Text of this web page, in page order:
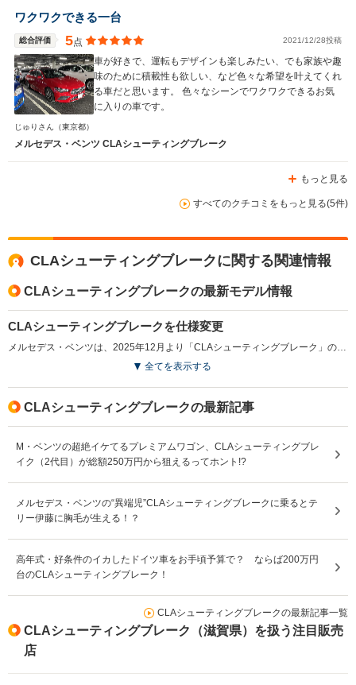
ワクワクできる一台
総合評価 5点 2021/12/28投稿
車が好きで、運転もデザインも楽しみたい、でも家族や趣
味のために積載性も欲しい、など色々な希望を叶えてくれ
る車だと思います。 色々なシーンでワクワクできるお気
に入りの車です。
じゅりさん （東京都）
メルセデス・ベンツ CLAシューティングブレーク
もっと見る
すべてのクチコミをもっと見る(5件)
CLAシューティングブレークに関する関連情報
CLAシューティングブレークの最新モデル情報
CLAシューティングブレークを仕様変更
メルセデス・ベンツは、2025年12月より「CLAシューティングブレーク」の新しいモデル識別コードMP202602を追加して発売した。このモデルでは、MBUXインテリアアシスタントが有償オプションの「アドバンスドパッケージ」から削除される。標準装備としていた指紋認証機能も廃止される一方、「CLA200dアーバン スターズ」のナイトパッケージが標準化され、よりスポーティな印象を与える仕様へと進化している。（2025.12）
全てを表示する
CLAシューティングブレークの最新記事
M・ベンツの超絶イケてるプレミアムワゴン、CLAシューティングブレ
イク（2代目）が総額250万円から狙えるってホント!?
メルセデス・ベンツの“異端児”CLAシューティングブレークに乗るとテ
リー伊藤に胸毛が生える！？
高年式・好条件のイカしたドイツ車をお手頃予算で？ ならば200万円
台のCLAシューティングブレーク！
CLAシューティングブレークの最新記事一覧
CLAシューティングブレーク（滋賀県）を扱う注目販売
店